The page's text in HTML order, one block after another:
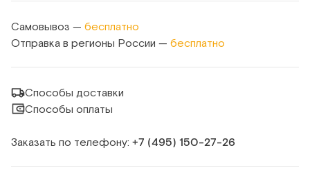
Самовывоз — бесплатно
Отправка в регионы России — бесплатно
Способы доставки
Способы оплаты
Заказать по телефону: +7 (495) 150‑27‑26